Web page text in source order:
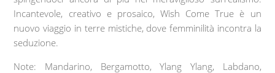
Incantevole, creativo e prosaico, Wish Come True è un
nuovo viaggio in terre mistiche, dove femminilità incontra la
seduzione.
Note: Mandarino, Bergamotto, Ylang Ylang, Labdano,